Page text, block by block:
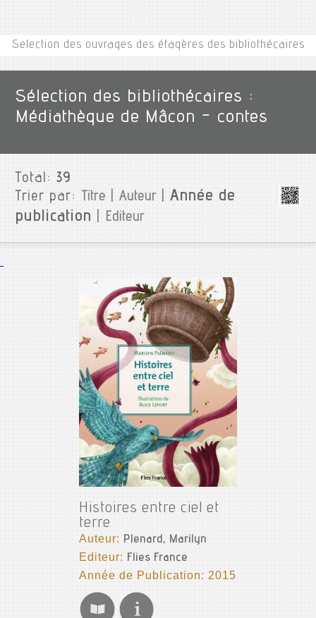
Selection des ouvrages des étagères des bibliothécaires
Sélection des bibliothécaires :
Médiathèque de Mâcon - contes
Total:39
Trier par: Titre|Auteur|Année de
publication | Editeur
Histoires entre ciel et
terre
Auteur:Plenard, Marilyn
Editeur: Flies France
Année de Publication: 2015